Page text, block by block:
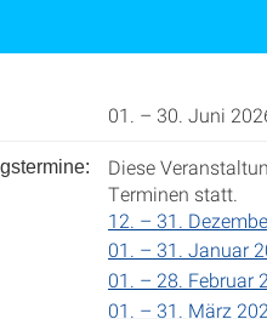
01. – 30. Juni
Diese
Terminen statt.
12. – 31.
01. – 31. Januar
01. – 28. Februar
01. – 31. März